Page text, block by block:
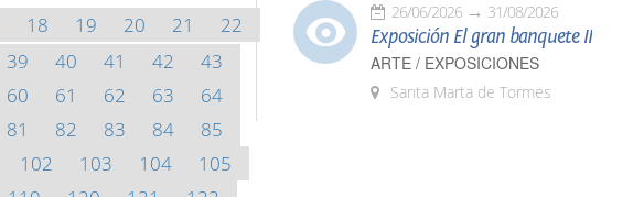
18 19 20 21
22
39 40 41 42
43
60 61 62 63
64
81 82 83 84
85
102 103 104
105
26/06/2026 31/08/2026
Exposición El gran banquete II
ARTE / EXPOSICIONES
Santa Marta de Tormes